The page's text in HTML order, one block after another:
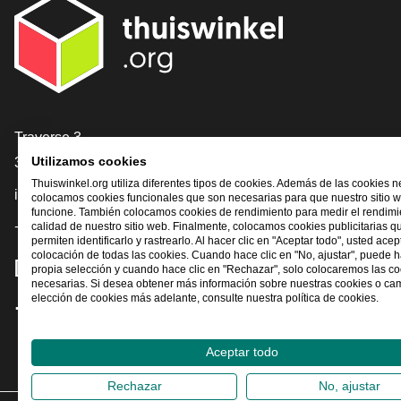
[_General:Contact]
Traverse 3
3905 NL Veenendaal
info@thuiswinkel.org
+31 (0)318 64 85 75
[_General:SocialMediaTitle]
Utilizamos cookies
Thuiswinkel.org utiliza diferentes tipos de cookies. Además de las cookies
colocamos cookies funcionales que son necesarias para que nuestro sitio
funcione. También colocamos cookies de rendimiento para medir el
calidad de nuestro sitio web. Finalmente, colocamos cookies publicitarias
permiten identificarlo y rastrearlo. Al hacer clic en "Aceptar todo", usted
colocación de todas las cookies. Cuando hace clic en "No, ajustar", puede
propia selección y cuando hace clic en "Rechazar", solo colocaremos las
necesarias. Si desea obtener más información sobre nuestras cookies o
elección de cookies más adelante, consulte nuestra política de cookies.
Aceptar todo
Rechazar No, ajustar